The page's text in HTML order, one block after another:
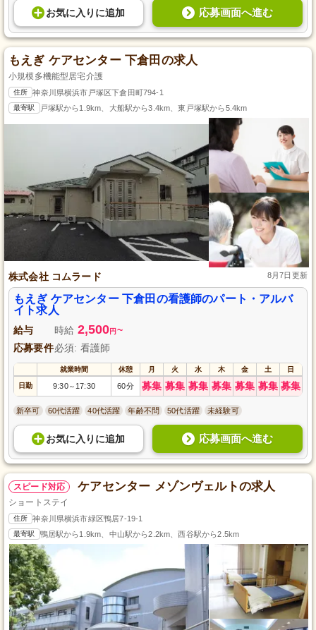
お気に入り に追加 応募画面へ進む
もえぎ ケアセンター 下倉田の求人
小規模多機能型居宅介護
住所 神奈川県横浜市戸塚区下倉田町794-1
最寄駅 戸塚駅から1.9km、大船駅から3.4km、東戸塚駅から5.4km
株式会社 コムラード 8月7日更新
もえぎ ケアセンター 下倉田の看護師のパート・アルバ
イト求人
給与 時給 2,500円 ~
応募要件必須: 看護師
就業時間 休憩 月 火 水 木 金 土 日
日勤 9:30～ 17:30 60分 募集 募集 募集 募集 募集 募集 募集
新卒可 60代活躍 40代活躍 年齢不問 50代活躍 未経験可
お気に入り に追加 応募画面へ進む
スピード対応 ケアセンター メゾンヴェルトの求人
ショートステイ
住所 神奈川県横浜市緑区鴨居7-19-1
最寄駅 鴨居駅から1.9km、中山駅から2.2km、西谷駅から2.5km